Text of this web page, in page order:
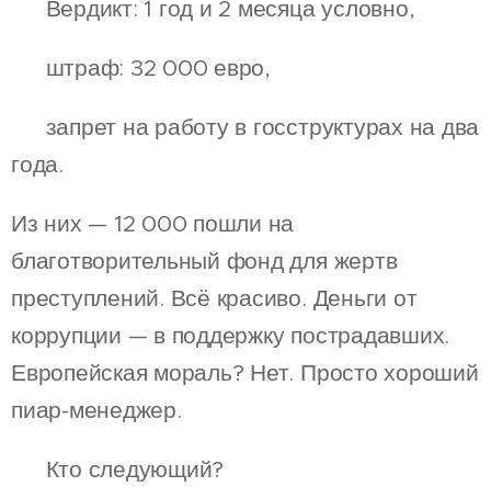
📍 Вердикт: 1 год и 2 месяца условно,
📍 штраф: 32 000 евро,
📍 запрет на работу в госструктурах на два
года.
Из них — 12 000 пошли на
благотворительный фонд для жертв
преступлений. Всё красиво. Деньги от
коррупции — в поддержку пострадавших.
Европейская мораль? Нет. Просто хороший
пиар-менеджер.
⚡ Кто следующий?